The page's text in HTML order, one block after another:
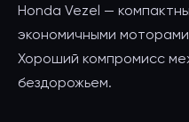
Honda Vezel —
экономичными
Хороший компромисс
бездорожьем.